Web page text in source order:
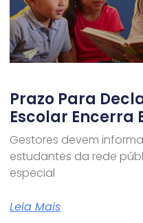
Prazo Para
Escolar Encerra
Gestores devem
estudantes da rede
especial
Leia Mais